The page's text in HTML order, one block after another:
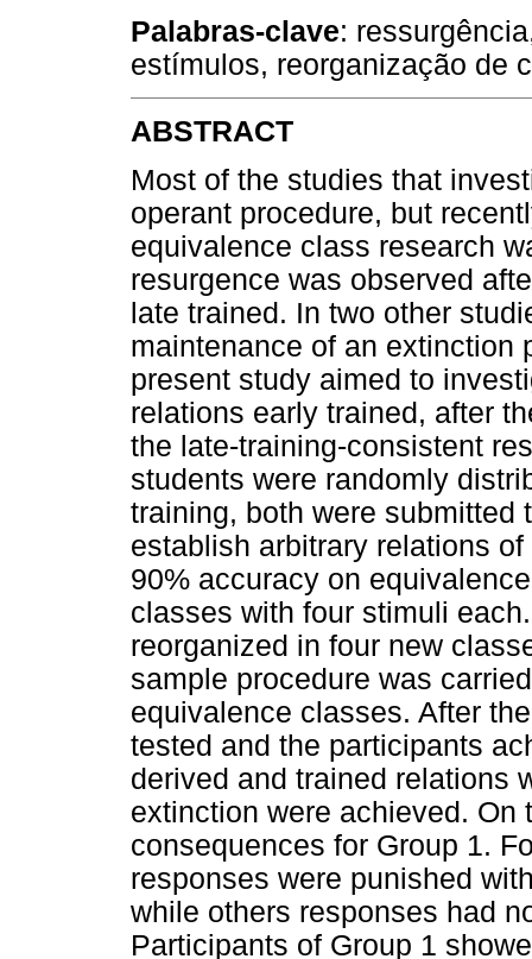
Palabras-clave:
estímulos, reorganização de
ABSTRACT
Most of the studies that
operant procedure, but
equivalence class research
resurgence was observed
late trained. In two other
maintenance of an extinction
present study aimed to
relations early trained, after
the late-training-consistent
students were randomly
training, both were submitted
establish arbitrary relations
90% accuracy on
classes with four stimuli
reorganized in four new
sample procedure was
equivalence classes. After
tested and the participants
derived and trained relations
extinction were achieved.
consequences for Group 1.
responses were punished
while others responses had
Participants of Group 1